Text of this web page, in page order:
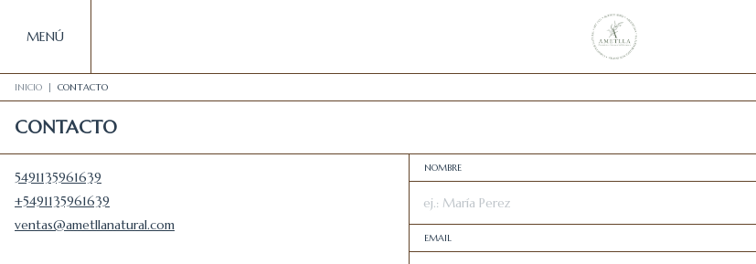
MENÚ
INICIO | CONTACTO
CONTACTO
5491135961639
+5491135961639
ventas@ametllanatural.com
NOMBRE
EMAIL